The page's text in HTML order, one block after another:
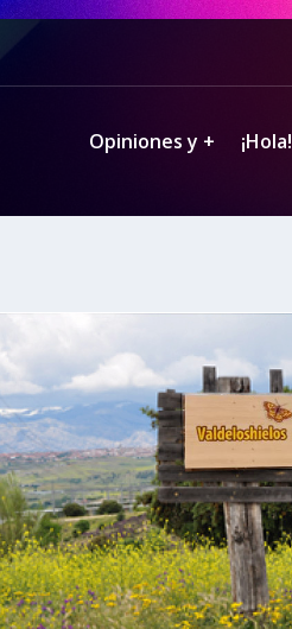
Opiniones y + ¡Hola!